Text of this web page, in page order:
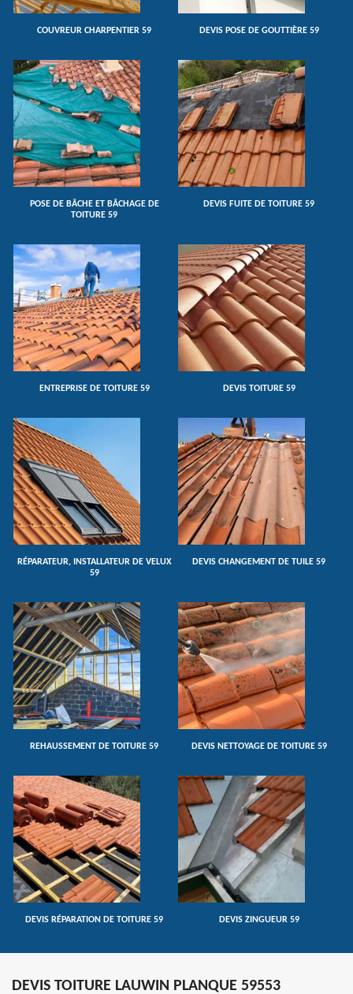
COUVREUR CHARPENTIER 59 DEVIS POSE DE GOUTTIÈRE 59
POSE DE BÂCHE ET BÂCHAGE DE
TOITURE 59
DEVIS FUITE DE TOITURE 59
ENTREPRISE DE TOITURE 59 DEVIS TOITURE 59
RÉPARATEUR, INSTALLATEUR DE VELUX
59
DEVIS CHANGEMENT DE TUILE 59
REHAUSSEMENT DE TOITURE 59 DEVIS NETTOYAGE DE TOITURE 59
DEVIS RÉPARATION DE TOITURE 59 DEVIS ZINGUEUR 59
DEVIS TOITURE LAUWIN PLANQUE 59553